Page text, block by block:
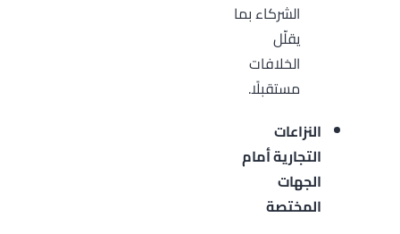
الشركاء بما
يقلّل
الخلافات
مستقبلًا.
النزاعات
التجارية أمام
الجهات
المختصة